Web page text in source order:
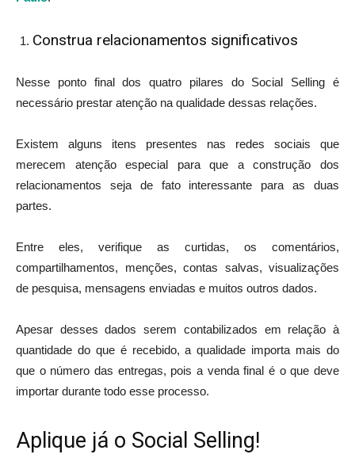
Construa relacionamentos significativos
Nesse ponto final dos quatro pilares do Social Selling é
necessário prestar atenção na qualidade dessas relações.
Existem alguns itens presentes nas redes sociais que
merecem atenção especial para que a construção dos
relacionamentos seja de fato interessante para as duas
partes.
Entre eles, verifique as curtidas, os comentários,
compartilhamentos, menções, contas salvas, visualizações
de pesquisa, mensagens enviadas e muitos outros dados.
Apesar desses dados serem contabilizados em relação à
quantidade do que é recebido, a qualidade importa mais do
que o número das entregas, pois a venda final é o que deve
importar durante todo esse processo.
Aplique já o Social Selling!